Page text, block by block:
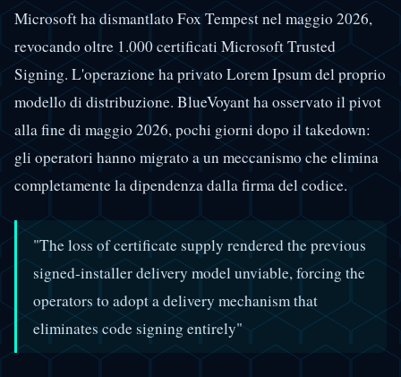
Microsoft ha dismantlato Fox Tempest nel maggio 2026,
revocando oltre 1.000 certificati Microsoft Trusted
Signing. L'operazione ha privato Lorem Ipsum del proprio
modello di distribuzione. BlueVoyant ha osservato il pivot
alla fine di maggio 2026, pochi giorni dopo il takedown:
gli operatori hanno migrato a un meccanismo che elimina
completamente la dipendenza dalla firma del codice.
"The loss of certificate supply rendered the previous
signed-installer delivery model unviable, forcing the
operators to adopt a delivery mechanism that
eliminates code signing entirely"